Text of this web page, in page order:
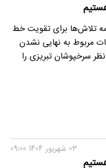
تلاش‌ها برای تقویت خط
مربوط به نهایی نشدن
سرخپوشان تبریزی را
03 شهريور 1404 09:00